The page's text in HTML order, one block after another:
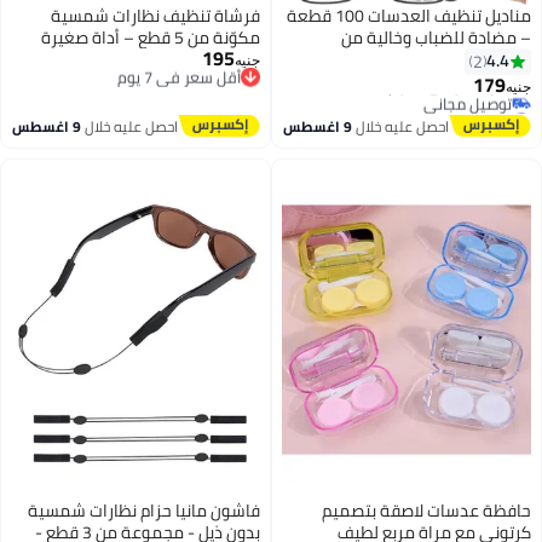
مناديل تنظيف العدسات 100 قطعة
– مضادة للضباب وخالية من
الخدوش | مناديل مبللة فردية
لتنظيف النظارات الشمسية والطبية
وعدسات الكاميرا والمرايا
4.4
2
جنيه179
#3 في مجموعة تنظيف العدسات
أقل سعر في 7 يوم
توصيل مجاني
احصل عليه خلال9 اغسطس
فرشاة تنظيف نظارات شمسية
مكوّنة من 5 قطع – أداة صغيرة
لتنظيف عدسات النظارات على شكل
مشبك مع فرشاة ناعمة، مناسبة
الشمسية وملحقاتها
جنيه195
أقل سعر في 7 يوم
توصيل مجاني
أقل سعر في 7 يوم
احصل عليه خلال9 اغسطس
حافظة عدسات لاصقة بتصميم
كرتوني مع مراة مربع لطيف
فاشون مانيا حزام نظارات شمسية
بدون ذيل - مجموعة من 3 قطع -